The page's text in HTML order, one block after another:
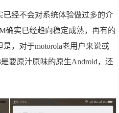
经不会对系统体验做过多的介
确实已经趋向稳定成熟，再有的
，对于motorola老用户来说或
要原汁原味的原生Android，还